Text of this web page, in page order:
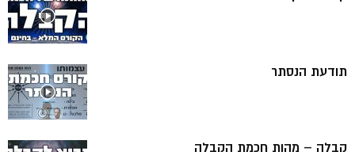
תודעת הנסתר
קבלה – מהות חכמת הקבלה